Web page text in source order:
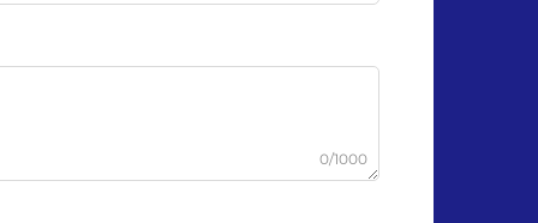
0/1000